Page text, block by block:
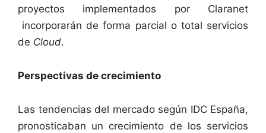
proyectos implementados por Claranet
incorporarán de forma parcial o total servicios
de Cloud.
Perspectivas de crecimiento
Las tendencias del mercado según IDC España,
pronosticaban un crecimiento de los servicios